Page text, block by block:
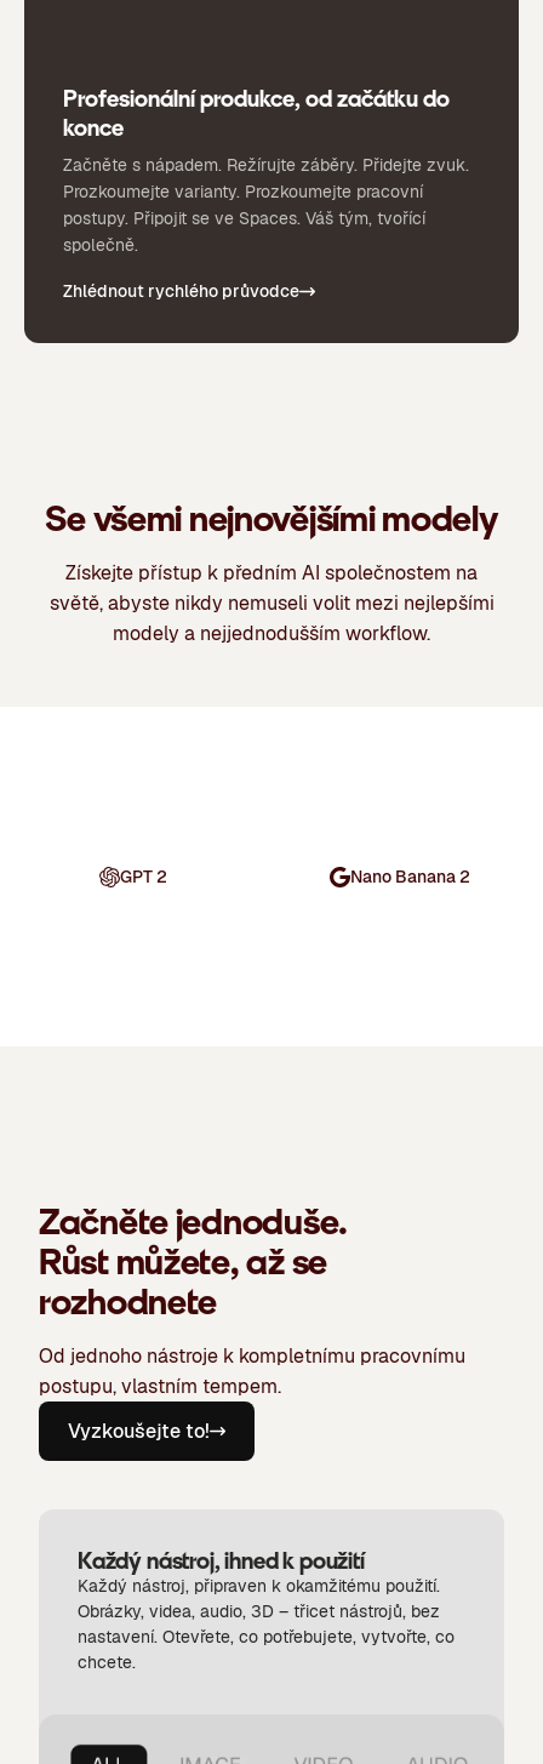
Profesionální produkce, od začátku do
konce
Začněte s nápadem. Režírujte záběry. Přidejte zvuk.
Prozkoumejte varianty. Prozkoumejte pracovní
postupy. Připojit se ve Spaces. Váš tým, tvořící
společně.
Zhlédnout rychlého průvodce
Se všemi nejnovějšími modely
Získejte přístup k předním AI společnostem na
světě, abyste nikdy nemuseli volit mezi nejlepšími
modely a nejjednodušším workflow.
GPT 2 Nano Banana 2
Začněte jednoduše.
Růst můžete, až se
rozhodnete
Od jednoho nástroje k kompletnímu pracovnímu
postupu, vlastním tempem.
Vyzkoušejte to!
Každý nástroj, ihned k použití
Každý nástroj, připraven k okamžitému použití.
Obrázky, videa, audio, 3D – třicet nástrojů, bez
nastavení. Otevřete, co potřebujete, vytvořte, co
chcete.